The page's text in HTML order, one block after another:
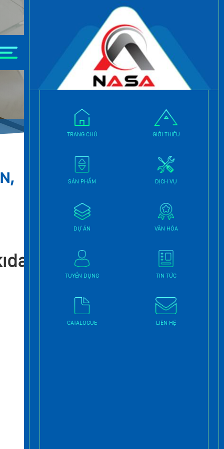
TRANG CHỦ GIỚI THIỆU
SẢN PHẨM DỊCH VỤ
DỰ ÁN VĂN HÓA
TUYỂN DỤNG TIN TỨC
CATALOGUE LIÊN HỆ
THANG MÁY GIA ĐÌNH
THANG MÁY TẢI HÀNG
THANG MÁY TẢI KHÁCH
THANG MÁY TẢI THỰC PHẨM
Tin tức mới nhất
SỨC HẤP DẪN CỦA